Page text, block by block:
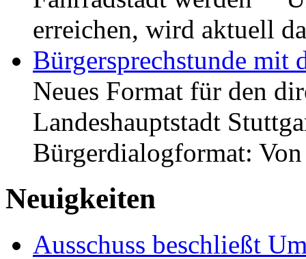
erreichen, wird aktuell
Bürgersprechstunde mit
Neues Format für den
Landeshauptstadt
Bürgerdialogformat:
Neuigkeiten
Ausschuss beschließt